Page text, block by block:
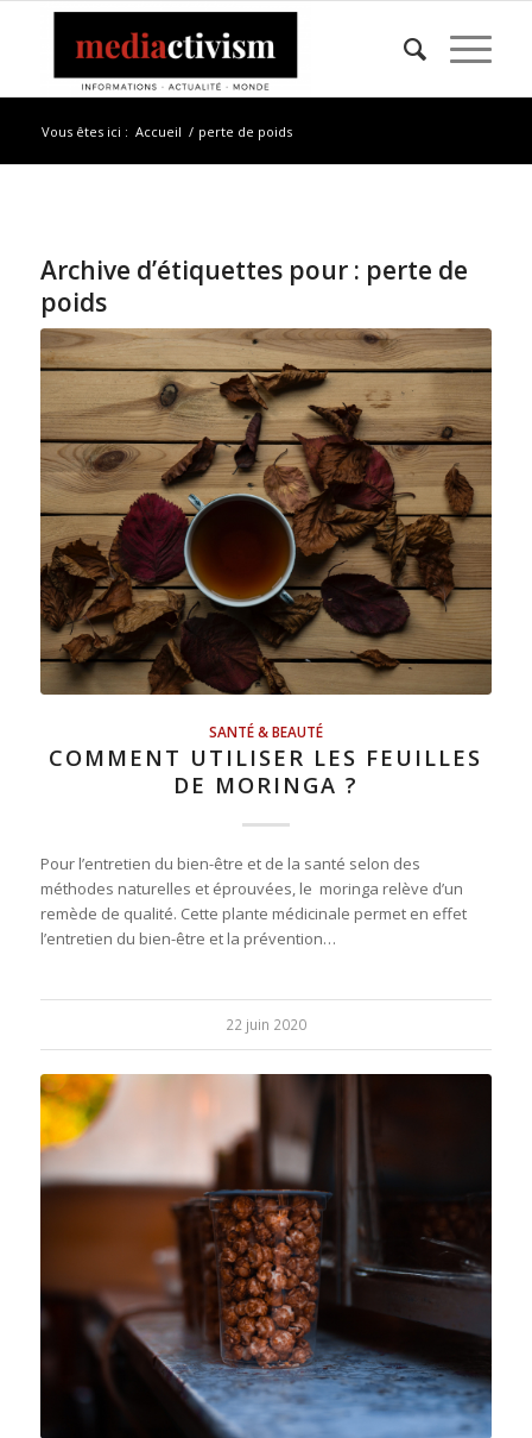
Vous êtes ici : Accueil / perte de poids
Archive d’étiquettes pour : perte de
poids
SANTÉ & BEAUTÉ
COMMENT UTILISER LES FEUILLES
DE MORINGA ?
Pour l’entretien du bien-être et de la santé selon des
méthodes naturelles et éprouvées, le moringa relève d’un
remède de qualité. Cette plante médicinale permet en effet
l’entretien du bien-être et la prévention…
22 juin 2020